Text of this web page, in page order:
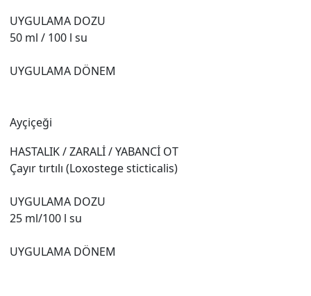
UYGULAMA DOZU
50 ml / 100 l su
UYGULAMA DÖNEM
Ayçiçeği
HASTALIK / ZARALİ / YABANCİ OT
Çayır tırtılı (Loxostege sticticalis)
UYGULAMA DOZU
25 ml/100 l su
UYGULAMA DÖNEM